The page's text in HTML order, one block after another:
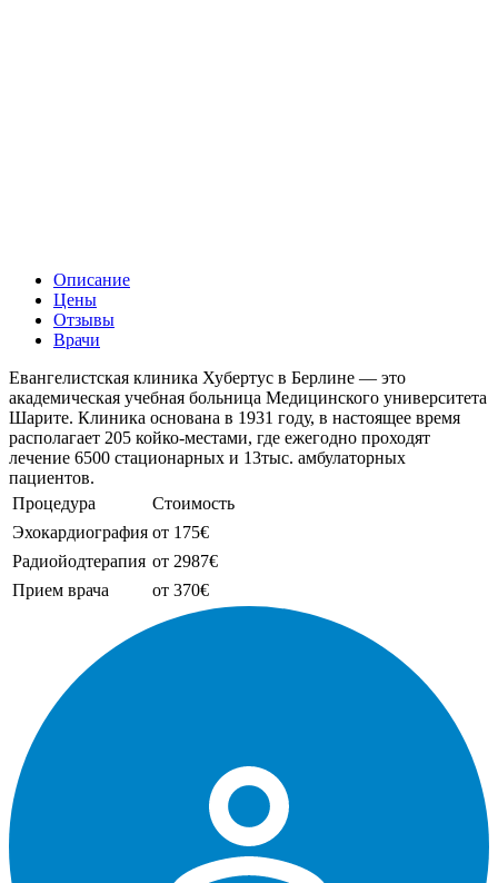
Описание
Цены
Отзывы
Врачи
Евангелистская клиника Хубертус в Берлине — это
академическая учебная больница Медицинского университета
Шарите. Клиника основана в 1931 году, в настоящее время
располагает 205 койко-местами, где ежегодно проходят
лечение 6500 стационарных и 13тыс. амбулаторных
пациентов.
Процедура
Стоимость
Эхокардиография от 175€
Радиойодтерапия от 2987€
Прием врача
от 370€